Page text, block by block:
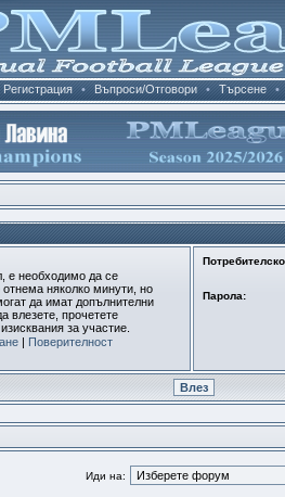
Регистрация • Въпроси/Отговори • Търсене •
е необходимо да се
отнема няколко минути, но
да имат допълнителни
влезете, прочетете
за участие.
| Поверителност
Парола:
Иди на: